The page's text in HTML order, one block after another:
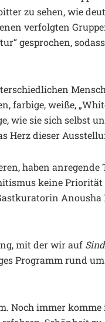
zu sehen, wie
verfolgten
gesprochen,
farbige, weiße,
wie sie sich selbst
Herz dieser
haben anregende
keine Priorität
Anousha
mit der wir auf
Programm rund
Noch immer komme